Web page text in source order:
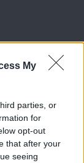
My
parties, or
for
opt-out
that after your
seeing